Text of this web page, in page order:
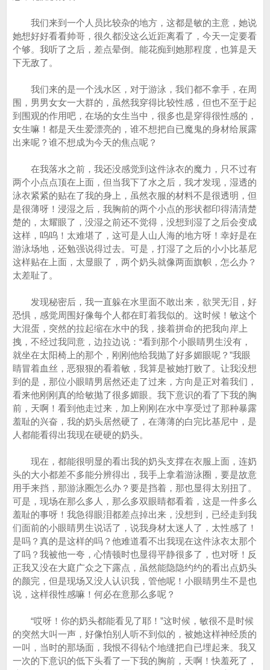
我们来到一个人员比较杂的地方，这都是敏的主意，她说
她想好好看看帅哥，很久都没这么近距离看了，今天一定要看
个够。我听了之后，差点晕倒。能花痴到她那程度，也算是天
下无敌了。
我们来的是一个浅水区，对于游泳，我们都不拿手，在周
围，男男女女一大群的，虽然我穿得比较性感，但也不至于起
到围观的作用吧，在场的女生当中，很多也是穿得很性感的，
女生嘛！都是天生爱漂亮的，谁不想把自已魔鬼的身材给展露
出来呢？谁不想成为今天的焦点呢？
在我落水之前，我还没感觉到这件泳衣的魔力，只不过有
两个小点点顶在上面，但当我下了水之后，我才发现，湿透的
泳衣紧紧的贴在了我的身上，虽然衣服的材料不是很透明，但
是很薄呀！浸湿之后，我胸前的两个小点的形状都印得清清楚
楚的，太耀眼了，没湿之前还不觉得，没想到湿了之后会变成
这样，呜呜！太难堪了，这可是人山人海的地方呀！幸好是在
游泳场地，还勉强说得过去。可是，打湿了之后的小小比基尼
这样贴在上面，太显眼了，两个奶头就像两面旗帜，怎么办？
太差耻了。
发现秘密后，我一直躲在水里面不敢出来，欲哭无泪，好
恐惧，感觉周围好像每个人都在盯着我似的。这时候！敏这个
大混蛋，突然的拉起缩在水中的我，接着拼命的把我向岸上
拽，不经过我同意，边拉边说：“看到那个小眼睛男生没有，
就坐在太阳椅上的那个，刚刚他给我抛了好多媚眼呢？”我眼
睛冒着血丝，恶狠狠的看着敏，我算是被她打败了。让我没想
到的是，那位小眼睛男居然还走了过来，方向是正对着我们，
看来他刚刚真的给敏抛了很多媚眼。我下意识的看了下我的胸
前，天啊！看到他走过来，加上刚刚在水中享受过了那种暴露
羞耻的兴奋，我的奶头居然硬了，在薄薄的白完比基尼中，是
人都能看得出我现在硬硬的奶头。
现在，都能很明显的看出我的奶头支撑在衣服上面，连奶
头的大小都差不多能分辨得出，我手上拿着游泳圈，要是故意
用手来挡，那游泳圈怎么办？要是挡着，那也显得太别扭了。
可是，现场在那么多人，那么多双眼睛都看着，这是一件多么
羞耻的事呀！我急得眼泪都差点掉出来，没想到，已经走到我
们面前的小眼睛男生说话了，说我身材太迷人了，太性感了！
是吗？真的是这样的吗？他难道看不出我现在这件泳衣太那个
了吗？我被他一夸，心情顿时也显得平静很多了，也对呀！反
正我又没在大庭广众之下露点，虽然能隐隐约约的看出点奶头
的颜完，但是现场又没人认识我，管他呢！小眼睛男生不是也
说，这样很性感嘛！何必在意那么多呢？
“哎呀！你的奶头都能看见了耶！”这时候，敏很不是时候
的突然大叫一声，好像怕别人听不到似的，被她这样神经质的
一叫，当时的那场面，我恨不得钻个地缝把自已埋起来。我又
一次的下意识的低下头看了一下我的胸前，天啊！快羞死了，